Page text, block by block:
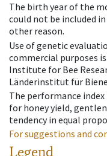
The birth year of the
could not be included
other reason.
Use of genetic
commercial purposes
Institute for Bee
Länderinstitut für
The performance
for honey yield,
tendency in equal
For suggestions and
Legend